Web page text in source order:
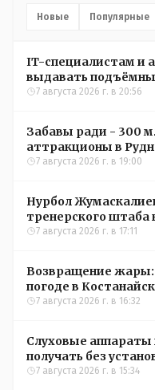
Новые Популярные
IT-специалистам и
выдавать
сёлах Казахстана
7 августа 2026 г. в 20:56
Забавы ради - 300
аттракционы в
окупятся?
7 августа 2026 г. в 19:00
Нурбол
тренерского штаба
Казахстана по
7 августа 2026 г. в 17:11
Возвращение жары:
погоде в
7 августа 2026 г. в 16:32
Слуховые аппараты
получать без
7 августа 2026 г. в 15:34